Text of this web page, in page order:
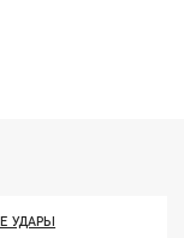
УДАРЫ